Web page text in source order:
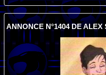
ANNONCE N°1404 DE ALEX